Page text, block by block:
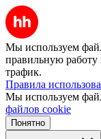
Мы используем
правильную работу
трафик.
Правила
Мы используем
файлов cookie
Понятно